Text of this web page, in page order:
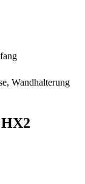
Wandhalterung